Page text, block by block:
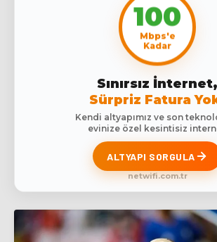
100
Mbps'e
Kadar
Sınırsız İnternet,
Sürpriz Fatura
Kendi altyapımız ve son
evinize özel kesintisiz
ALTYAPI SORGULA
netwifi.com.tr